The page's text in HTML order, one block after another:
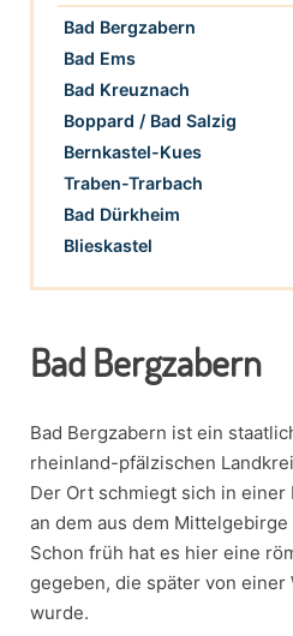
Bad Bergzabern
Bad Ems
Bad Kreuznach
Boppard / Bad Salzig
Bernkastel-Kues
Traben-Trarbach
Bad Dürkheim
Blieskastel
Bad Bergzabern
Bad Bergzabern ist ein
rheinland-pfälzischen
Der Ort schmiegt sich in
an dem aus dem
Schon früh hat es hier eine
gegeben, die später von einer
wurde.